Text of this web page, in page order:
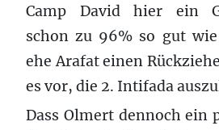
Camp David hier ein
schon zu 96% so gut
ehe Arafat einen
es vor, die 2. Intifada
Dass Olmert dennoch ein